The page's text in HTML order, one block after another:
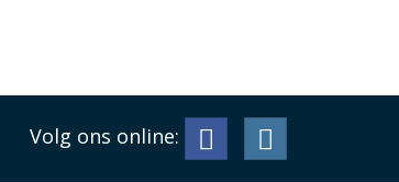
Volg ons online: